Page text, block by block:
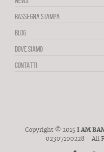
RASSEGNA STAMPA
BLOG
DOVE SIAMO
CONTATTI
Copyright © 2015 I AM
02307100228 - All